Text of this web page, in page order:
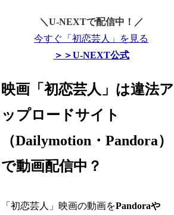
＼U-NEXTで配信中！／
今すぐ「初恋芸人」を見る
＞＞U-NEXT公式
映画「初恋芸人」は違法ア
ップロードサイト
（Dailymotion・Pandora）
で動画配信中？
「初恋芸人」映画の動画をPandoraや